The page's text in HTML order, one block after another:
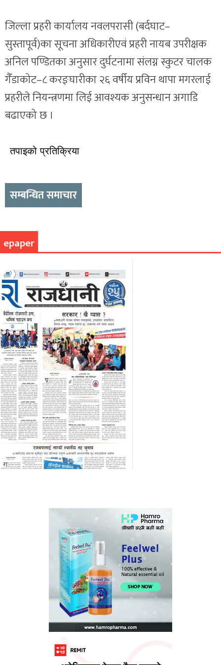
जिल्ला प्रहरी कार्यालय नवलपरासी (बर्दघाट–
सुस्तापूर्व)का सूचना अधिकारीएवं प्रहरी नायब उपरीक्षक
अनिल पण्डितका अनुसार दुर्घटनामा संलग्न स्कुटर चालक
गैँडाकोट–८ करङ्घारीका २६ वर्षीय प्रविन थापा मगरलाई
प्रहरीले नियन्त्रणमा लिई आवश्यक अनुसन्धान अगाडि
बढाएको छ ।
तपाइको प्रतिक्रिया
सम्बन्धित समाचार
epaper